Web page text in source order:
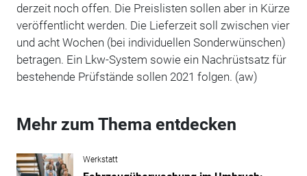
derzeit noch offen. Die Preislisten sollen aber in Kürze
veröffentlicht werden. Die Lieferzeit soll zwischen vier
und acht Wochen (bei individuellen Sonderwünschen)
betragen. Ein Lkw-System sowie ein Nachrüstsatz für
bestehende Prüfstände sollen 2021 folgen. (aw)
Mehr zum Thema entdecken
Werkstatt